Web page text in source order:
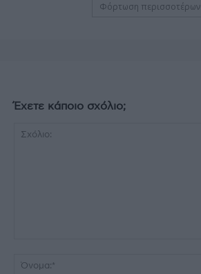
Φόρτωση περισσοτέρων
Έχετε κάποιο σχόλιο;